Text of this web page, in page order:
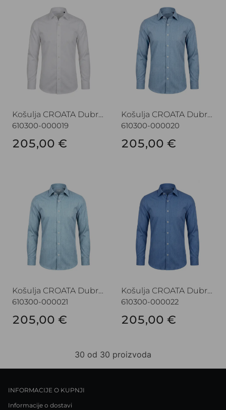
Košulja CROATA Dubrovnik
Košulja CROATA Dubrovnik
610300-000019
205,00 €
Košulja CROATA Dubrovnik
Košulja CROATA Dubrovnik
610300-000020
205,00 €
Košulja CROATA Dubrovnik
Košulja CROATA Dubrovnik
610300-000021
205,00 €
Košulja CROATA Dubrovnik
Košulja CROATA Dubrovnik
610300-000022
205,00 €
30 od 30 proizvoda
INFORMACIJE O KUPNJI
Informacije o dostavi